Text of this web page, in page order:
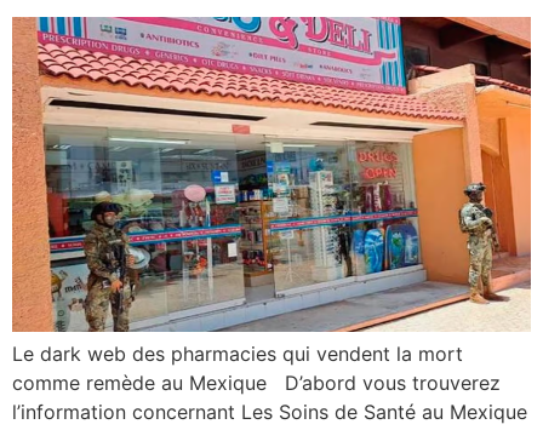
Le dark web des pharmacies qui vendent la mort
comme remède au Mexique D’abord vous trouverez
l’information concernant Les Soins de Santé au Mexique